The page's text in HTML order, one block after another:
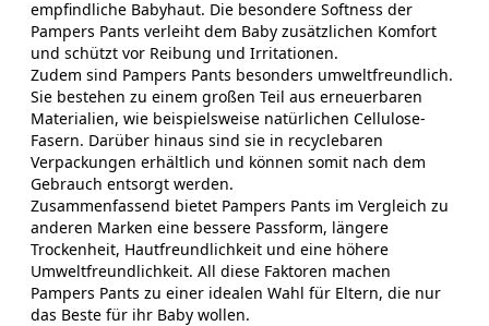
empfindliche Babyhaut. Die besondere Softness der
Pampers Pants verleiht dem Baby zusätzlichen Komfort
und schützt vor Reibung und Irritationen.
Zudem sind Pampers Pants besonders umweltfreundlich.
Sie bestehen zu einem großen Teil aus erneuerbaren
Materialien, wie beispielsweise natürlichen Cellulose-
Fasern. Darüber hinaus sind sie in recyclebaren
Verpackungen erhältlich und können somit nach dem
Gebrauch entsorgt werden.
Zusammenfassend bietet Pampers Pants im Vergleich zu
anderen Marken eine bessere Passform, längere
Trockenheit, Hautfreundlichkeit und eine höhere
Umweltfreundlichkeit. All diese Faktoren machen
Pampers Pants zu einer idealen Wahl für Eltern, die nur
das Beste für ihr Baby wollen.